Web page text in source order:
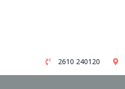
content
2610 240120